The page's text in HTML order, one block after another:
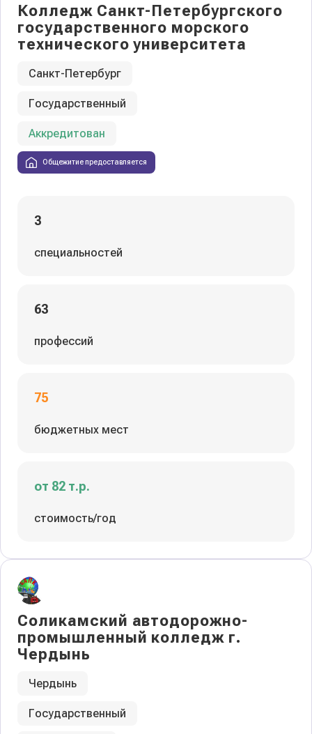
Колледж Санкт-Петербургского
государственного морского
технического университета
Санкт-Петербург
Государственный
Аккредитован
Общежитие предоставляется
3
специальностей
63
профессий
75
бюджетных мест
от 82 т.р.
стоимость/год
Соликамский автодорожно-
промышленный колледж г.
Чердынь
Чердынь
Государственный